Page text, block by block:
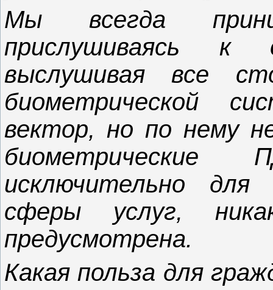
Мы всегда
прислушиваясь к
выслушивая все
биометрической
вектор, но по нему
исключительно
сферы услуг,
предусмотрена.
Какая польза для